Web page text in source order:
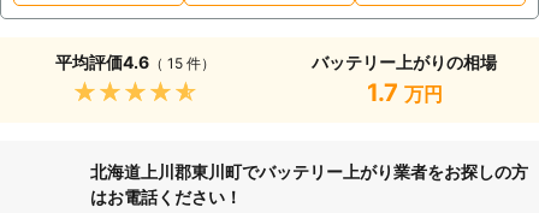
平均評価4.6（ 15 件）
★★★★★
バッテリー上がりの相場
1.7 万円
北海道上川郡東川町でバッテリー上がり業者をお探しの方
はお電話ください！